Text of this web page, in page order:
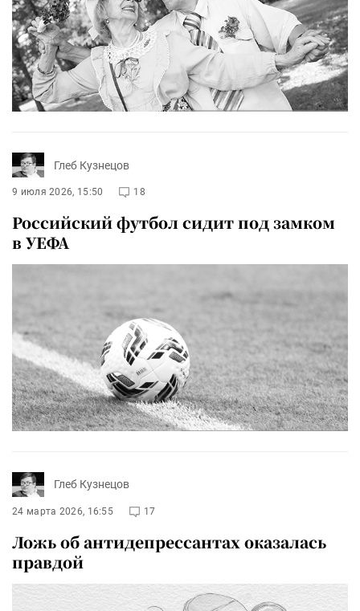
Глеб Кузнецов
9 июля 2026, 15:50 18
Российский футбол сидит под замком
в УЕФА
Глеб Кузнецов
24 марта 2026, 16:55 17
Ложь об антидепрессантах оказалась
правдой